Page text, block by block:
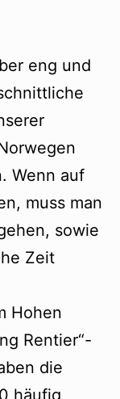
eng und
Wenn auf
muss man
sowie
Zeit
Hohen
Rentier“-
die